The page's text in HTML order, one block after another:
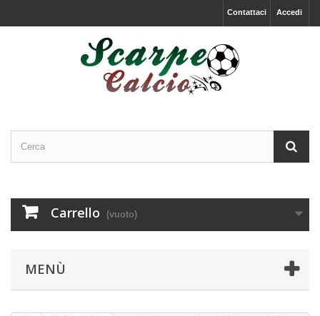
Accedi
Contattaci
Carrello (vuoto)
MENÙ